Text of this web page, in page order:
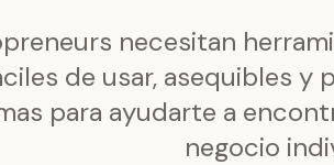
necesitan
de usar, asequibles y
para ayudarte a
negocio